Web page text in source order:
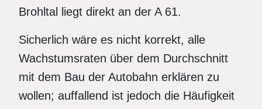
Brohltal liegt direkt an der A 61.
Sicherlich wäre es nicht korrekt, alle
Wachstumsraten über dem Durchschnitt
mit dem Bau der Autobahn erklären zu
wollen; auffallend ist jedoch die Häufigkeit